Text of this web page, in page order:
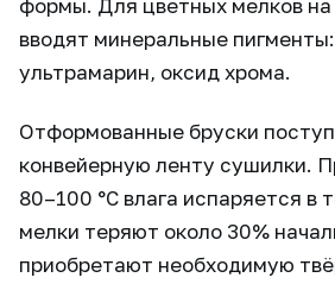
формы. Для цветных мелков на
вводят минеральные
ультрамарин, оксид хрома.
Отформованные бруски
конвейерную ленту сушилки.
80–100 °C влага испаряется в
мелки теряют около 30%
приобретают необходимую